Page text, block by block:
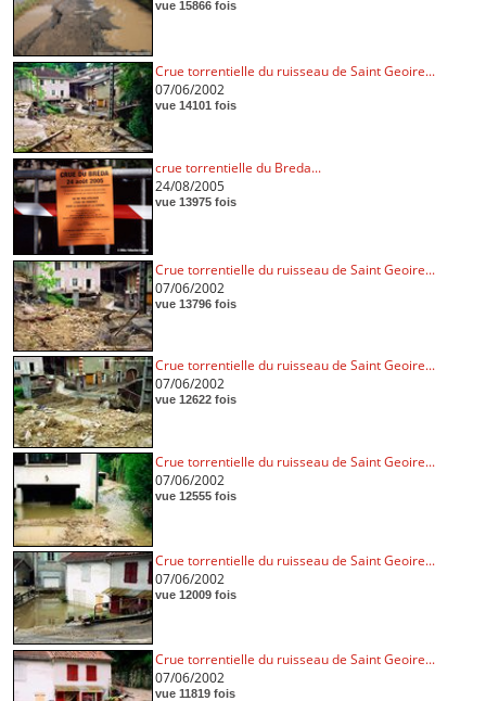
vue 15866 fois
Crue torrentielle du ruisseau de Saint Geoire...
07/06/2002
vue 14101 fois
crue torrentielle du Breda...
24/08/2005
vue 13975 fois
Crue torrentielle du ruisseau de Saint Geoire...
07/06/2002
vue 13796 fois
Crue torrentielle du ruisseau de Saint Geoire...
07/06/2002
vue 12622 fois
Crue torrentielle du ruisseau de Saint Geoire...
07/06/2002
vue 12555 fois
Crue torrentielle du ruisseau de Saint Geoire...
07/06/2002
vue 12009 fois
Crue torrentielle du ruisseau de Saint Geoire...
07/06/2002
vue 11819 fois